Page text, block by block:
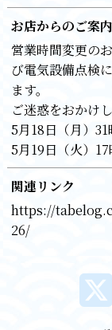
お店からのご案内
営業時間変更の
び電気設備点検
ます。
ご迷惑をおかけ
5月18日（月）31
5月19日（火）
関連リンク
https://
26/